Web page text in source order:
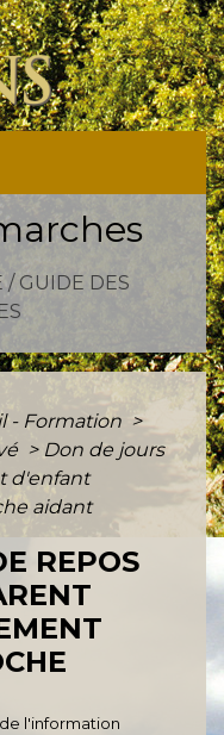
/ GUIDE DES
- Formation >
> Don de jours
d'enfant
aidant
REPOS
l'information